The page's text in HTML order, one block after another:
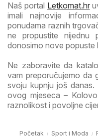
Naš portal Letkomat.hr
imali najnovije
ponudama raznih
ne propustite nijednu
donosimo nove popuste
Ne zaboravite da
vam preporučujemo da
svoju kupnju još
ovog mjeseca –
raznolikost i povoljne
Početak Sport i Moda